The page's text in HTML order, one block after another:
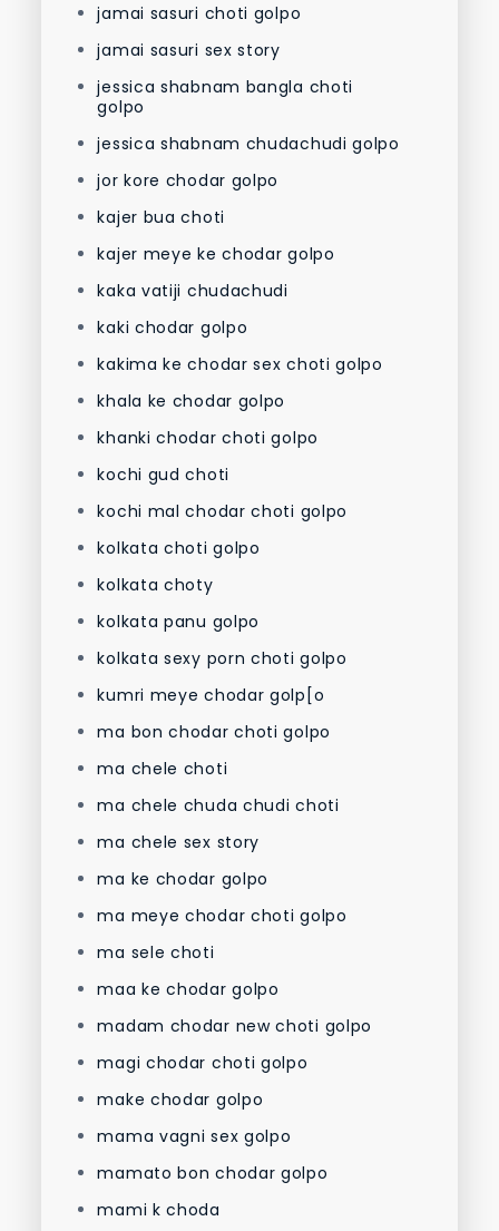
jamai sasuri choti golpo
jamai sasuri sex story
jessica shabnam bangla choti
golpo
jessica shabnam chudachudi golpo
jor kore chodar golpo
kajer bua choti
kajer meye ke chodar golpo
kaka vatiji chudachudi
kaki chodar golpo
kakima ke chodar sex choti golpo
khala ke chodar golpo
khanki chodar choti golpo
kochi gud choti
kochi mal chodar choti golpo
kolkata choti golpo
kolkata choty
kolkata panu golpo
kolkata sexy porn choti golpo
kumri meye chodar golp[o
ma bon chodar choti golpo
ma chele choti
ma chele chuda chudi choti
ma chele sex story
ma ke chodar golpo
ma meye chodar choti golpo
ma sele choti
maa ke chodar golpo
madam chodar new choti golpo
magi chodar choti golpo
make chodar golpo
mama vagni sex golpo
mamato bon chodar golpo
mami k choda